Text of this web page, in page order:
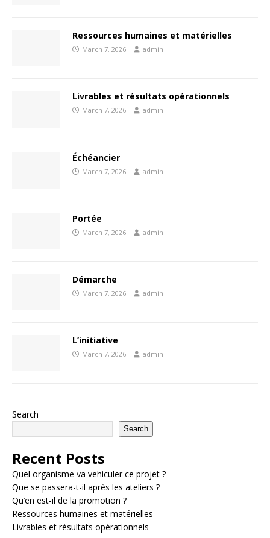
Ressources humaines et matérielles
March 7, 2026 admin
Livrables et résultats opérationnels
March 7, 2026 admin
Échéancier
March 7, 2026 admin
Portée
March 7, 2026 admin
Démarche
March 7, 2026 admin
L’initiative
March 7, 2026 admin
Search
Search
Recent Posts
Quel organisme va vehiculer ce projet ?
Que se passera-t-il après les ateliers ?
Qu’en est-il de la promotion ?
Ressources humaines et matérielles
Livrables et résultats opérationnels